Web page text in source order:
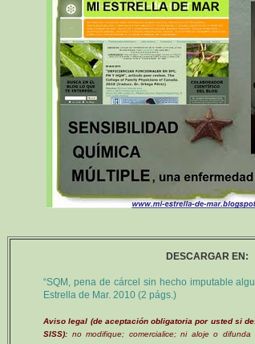
DESCARGAR EN:
“SQM, pena de cárcel sin hecho imputable
Estrella de Mar. 2010 (2 págs.)
Aviso legal (de aceptación obligatoria por usted si
SISS): no modifique; comercialice; ni aloje o